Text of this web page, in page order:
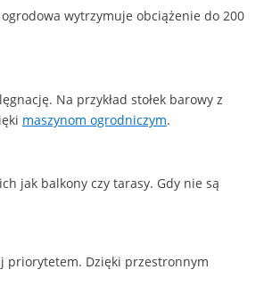
wytrzymuje obciążenie do 200
Na przykład stołek barowy z
maszynom ogrodniczym.
jak balkony czy tarasy. Gdy nie są
priorytetem. Dzięki przestronnym